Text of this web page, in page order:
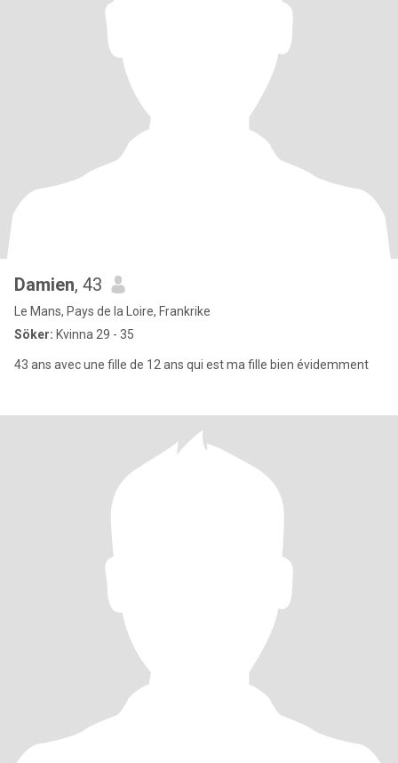
Damien, 43
Le Mans, Pays de la Loire, Frankrike
Söker: Kvinna 29 - 35
43 ans avec une fille de 12 ans qui est ma fille bien évidemment